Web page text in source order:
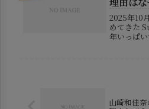
関...
2025年10
めてきた
年いっぱ
山崎和佳